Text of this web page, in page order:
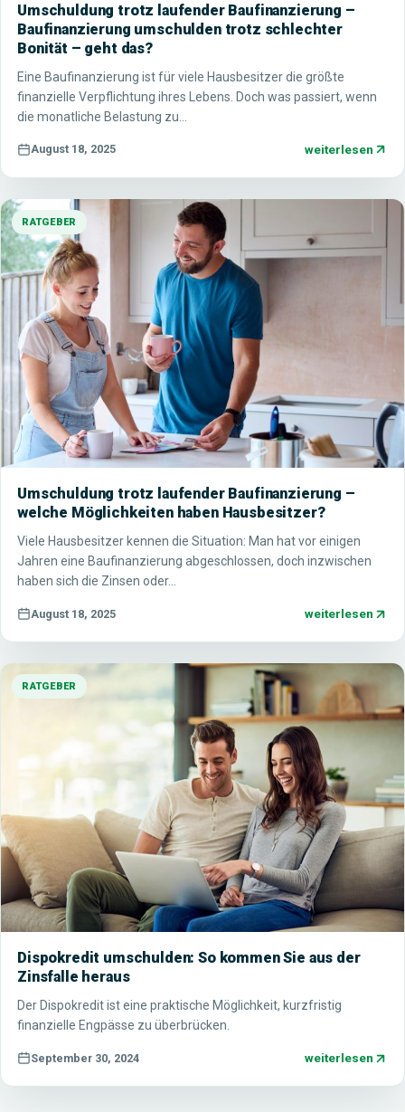
Umschuldung trotz laufender Baufinanzierung –
Baufinanzierung umschulden trotz schlechter
Bonität – geht das?
Eine Baufinanzierung ist für viele Hausbesitzer die größte
finanzielle Verpflichtung ihres Lebens. Doch was passiert, wenn
die monatliche Belastung zu…
August 18, 2025 weiterlesen
RATGEBER
Umschuldung trotz laufender Baufinanzierung –
welche Möglichkeiten haben Hausbesitzer?
Viele Hausbesitzer kennen die Situation: Man hat vor einigen
Jahren eine Baufinanzierung abgeschlossen, doch inzwischen
haben sich die Zinsen oder…
August 18, 2025 weiterlesen
RATGEBER
Dispokredit umschulden: So kommen Sie aus der
Zinsfalle heraus
Der Dispokredit ist eine praktische Möglichkeit, kurzfristig
finanzielle Engpässe zu überbrücken.
September 30, 2024 weiterlesen